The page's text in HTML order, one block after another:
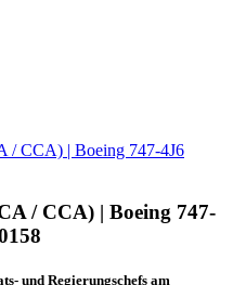
/ CCA) | Boeing 747-4J6
/ CCA) | Boeing 747-
und Regierungschefs am